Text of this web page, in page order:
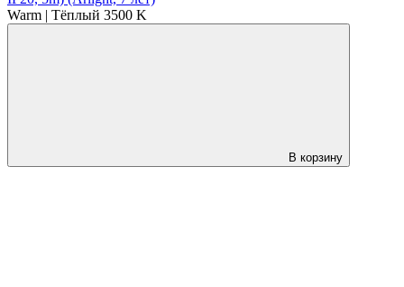
Warm | Тёплый 3500 K
В корзину